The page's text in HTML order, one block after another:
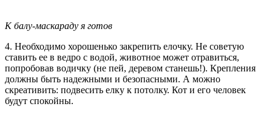
К балу-маскараду я готов
4. Необходимо хорошенько закрепить елочку. Не советую
ставить ее в ведро с водой, животное может отравиться,
попробовав водичку (не пей, деревом станешь!). Крепления
должны быть надежными и безопасными. А можно
скреативить: подвесить елку к потолку. Кот и его человек
будут спокойны.